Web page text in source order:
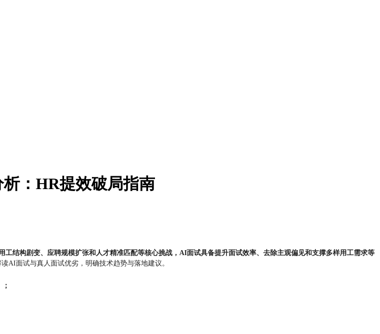
：HR提效破局指南
结构剧变、应聘规模扩张和人才精准匹配等核心挑战，AI面试具备提升面试效率、去除主观偏见和支撑多样用工需求等
AI面试与真人面试优劣，明确技术趋势与落地建议。